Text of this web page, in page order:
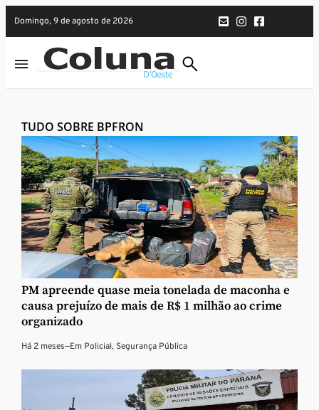
domingo, 9 de agosto de 2026
TUDO SOBRE BPFRON
PM apreende quase meia tonelada de maconha e
causa prejuízo de mais de R$ 1 milhão ao crime
organizado
Há 2 meses—Em Policial, Segurança Pública